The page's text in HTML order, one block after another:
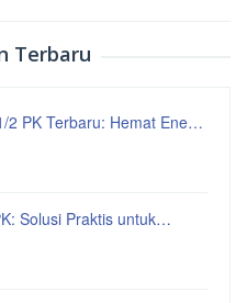
Terbaru
2 PK Terbaru: Hemat Ene…
Solusi Praktis untuk…